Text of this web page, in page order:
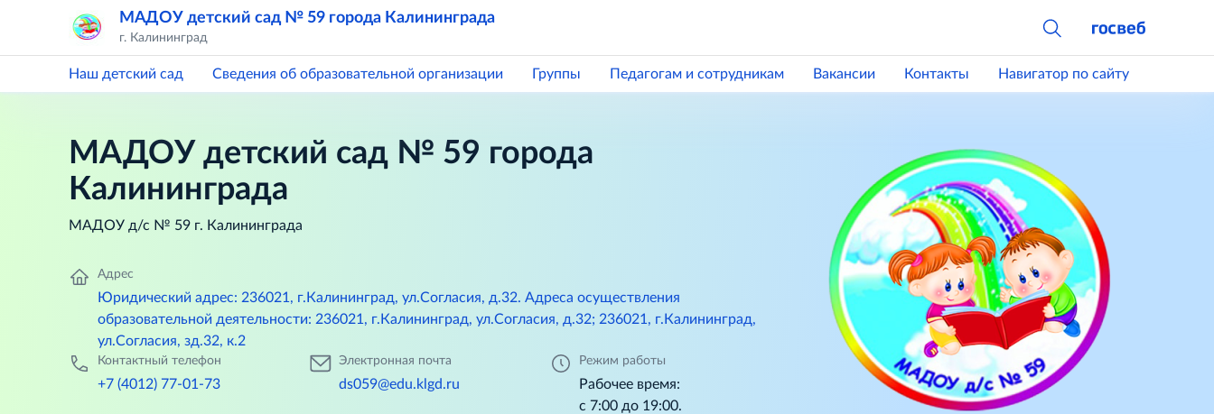
МАДОУ детский сад № 59 города Калининграда
г. Калининград
Наш детский сад Сведения об образовательной организации Группы Педагогам и сотрудникам Вакансии Контакты Навигатор по сайту
МАДОУ детский сад № 59 города
Калининграда
МАДОУ д/с № 59 г. Калининграда
Адрес
Юридический адрес: 236021, г.Калининград, ул.Согласия, д.32. Адреса осуществления
образовательной деятельности: 236021, г.Калининград, ул.Согласия, д.32; 236021, г.Калининград,
ул.Согласия, зд.32, к.2
Контактный телефон
+7 (4012) 77-01-73
Электронная почта
ds059@edu.klgd.ru
Режим работы
Рабочее время:
с 7:00 до 19:00.